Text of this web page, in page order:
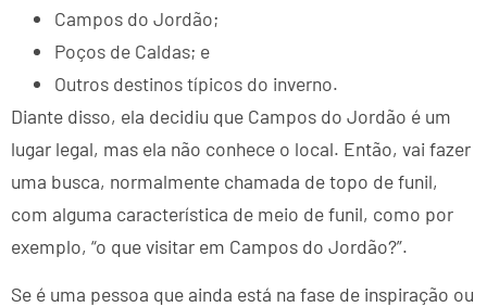
Campos do Jordão;
Poços de Caldas; e
Outros destinos típicos do inverno.
Diante disso, ela decidiu que Campos do Jordão é um
lugar legal, mas ela não conhece o local. Então, vai fazer
uma busca, normalmente chamada de topo de funil,
com alguma característica de meio de funil, como por
exemplo, “o que visitar em Campos do Jordão?”.
Se é uma pessoa que ainda está na fase de inspiração ou